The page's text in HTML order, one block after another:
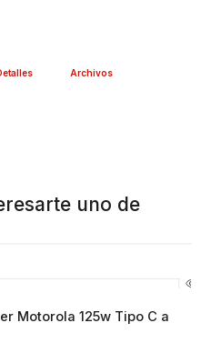
Archivos
uno de
Motorola 125w Tipo C a